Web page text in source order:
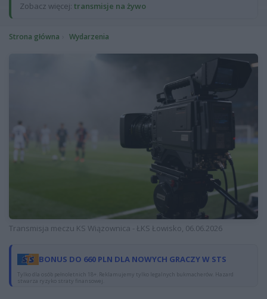
Zobacz więcej: transmisje na żywo
Strona główna Wydarzenia
Transmisja meczu KS Wiązownica - ŁKS Łowisko, 06.06.2026
BONUS DO 660 PLN DLA NOWYCH GRACZY W STS
Tylko dla osób pełnoletnich 18+. Reklamujemy tylko legalnych bukmacherów. Hazard
stwarza ryzyko straty finansowej.